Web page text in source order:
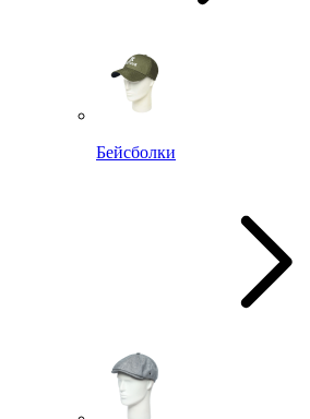
Бейсболки